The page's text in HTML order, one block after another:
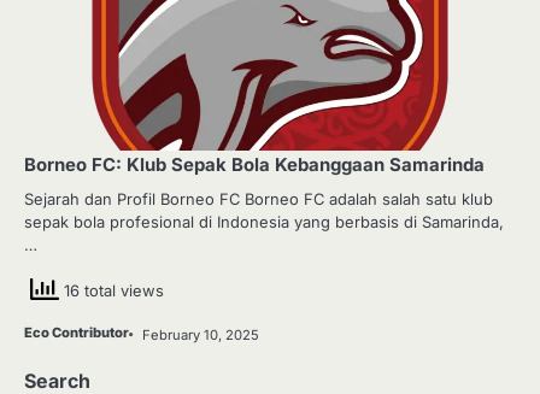
Borneo FC: Klub Sepak Bola Kebanggaan Samarinda
Sejarah dan Profil Borneo FC Borneo FC adalah salah satu klub
sepak bola profesional di Indonesia yang berbasis di Samarinda,
…
16 total views
Eco Contributor February 10, 2025
Search